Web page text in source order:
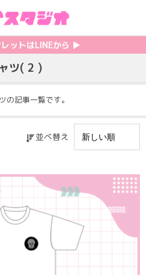
ットはLINEから ▶︎︎
ツ( 2 )
の記事一覧です。
並べ替え